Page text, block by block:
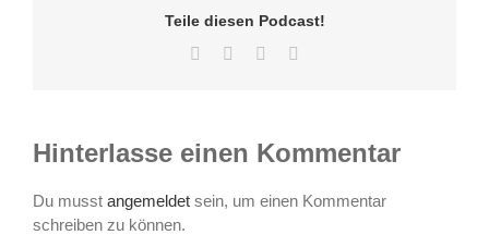
Teile diesen Podcast!
Facebook
TwitterLinkedIn
Hinterlasse einen Kommentar
Du musst angemeldet sein, um einen Kommentar
schreiben zu können.